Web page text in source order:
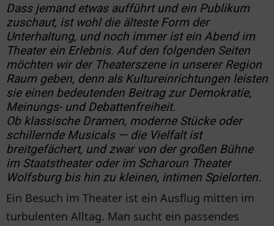
Dass jemand etwas aufführt und ein Publikum
zuschaut, ist wohl die älteste Form der
Unterhaltung, und noch immer ist ein Abend im
Theater ein Erlebnis. Auf den folgenden Seiten
möchten wir der Theaterszene in unserer Region
Raum geben, denn als Kultureinrichtungen leisten
sie einen bedeutenden Beitrag zur Demokratie,
Meinungs- und Debattenfreiheit.
Ob klassische Dramen, moderne Stücke oder
schillernde Musicals — die Vielfalt ist
breitgefächert, und zwar von der großen Bühne
im Staatstheater oder im Scharoun Theater
Wolfsburg bis hin zu kleinen, intimen Spielorten.
Ein Besuch im Theater ist ein Ausflug mitten im
turbulenten Alltag. Man sucht ein passendes